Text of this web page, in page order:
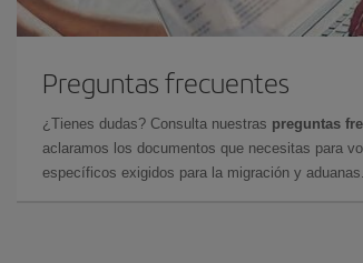
Preguntas frecuentes
¿Tienes dudas? Consulta nuestras preguntas
aclaramos los documentos que necesitas para
específicos exigidos para la migración y aduanas.